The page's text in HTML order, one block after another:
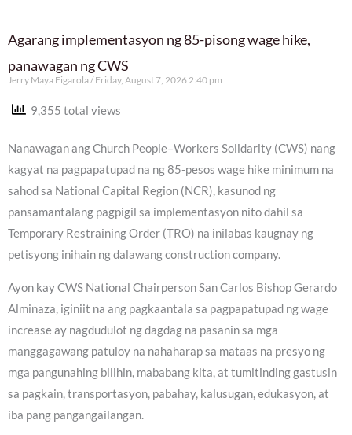
Agarang implementasyon ng 85-pisong wage hike,
panawagan ng CWS
Jerry Maya Figarola Friday, August 7, 2026 2:40 pm
9,355 total views
Nanawagan ang Church People–Workers Solidarity (CWS) nang
kagyat na pagpapatupad na ng 85-pesos wage hike minimum na
sahod sa National Capital Region (NCR), kasunod ng
pansamantalang pagpigil sa implementasyon nito dahil sa
Temporary Restraining Order (TRO) na inilabas kaugnay ng
petisyong inihain ng dalawang construction company.
Ayon kay CWS National Chairperson San Carlos Bishop Gerardo
Alminaza, iginiit na ang pagkaantala sa pagpapatupad ng wage
increase ay nagdudulot ng dagdag na pasanin sa mga
manggagawang patuloy na nahaharap sa mataas na presyo ng
mga pangunahing bilihin, mababang kita, at tumitinding gastusin
sa pagkain, transportasyon, pabahay, kalusugan, edukasyon, at
iba pang pangangailangan.